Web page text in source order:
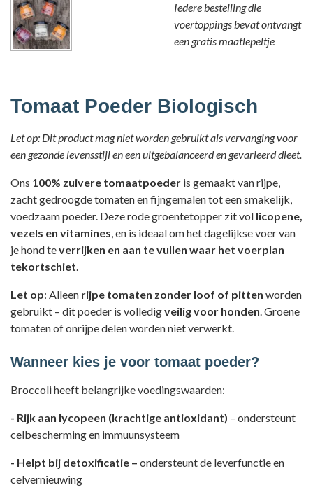
Iedere bestelling die
voertoppings bevat ontvangt
een gratis maatlepeltje
Tomaat Poeder Biologisch
Let op: Dit product mag niet worden gebruikt als vervanging voor
een gezonde levensstijl en een uitgebalanceerd en gevarieerd dieet.
Ons 100% zuivere tomaatpoeder is gemaakt van rijpe,
zacht gedroogde tomaten en fijngemalen tot een smakelijk,
voedzaam poeder. Deze rode groentetopper zit vol licopene,
vezels en vitamines, en is ideaal om het dagelijkse voer van
je hond teverrijken en aan te vullen waar het voerplan
tekortschiet.
Let op: Alleen rijpe tomaten zonder loof of pitten worden
gebruikt – dit poeder is volledigveilig voor honden. Groene
tomaten of onrijpe delen worden niet verwerkt.
Wanneer kies je voor tomaat poeder?
Broccoliheeft belangrijke voedingswaarden:
- Rijk aan lycopeen (krachtige antioxidant) – ondersteunt
celbescherming en immuunsysteem
- Helpt bij detoxificatie – ondersteunt de leverfunctie en
celvernieuwing